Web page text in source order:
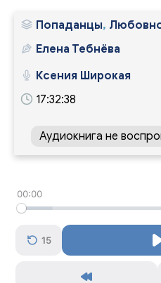
Попаданцы,
Елена Тебнёва
Ксения Широкая
17:32:38
Аудиокнига не
00:00
15